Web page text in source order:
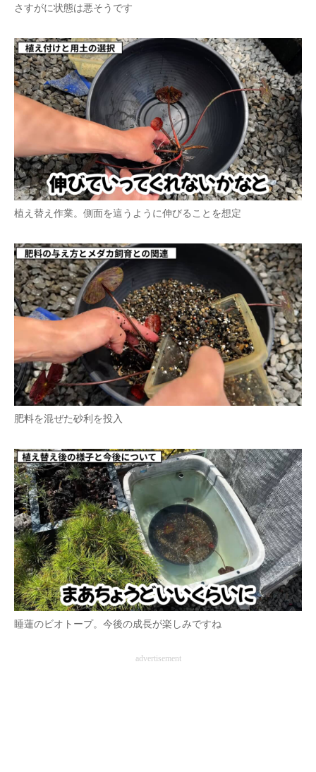
さすがに状態は悪そうです
植え替え作業。側面を這うように伸びることを想定
肥料を混ぜた砂利を投入
睡蓮のビオトープ。今後の成長が楽しみですね
advertisement